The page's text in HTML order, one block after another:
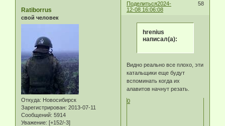
Поделиться 58
2024-
12-08 16:06:08
Ratiborrus
свой человек
Откуда: Новосибирск
Зарегистрирован: 2013-07-11
Сообщений: 5914
Уважение: [+152/-3]
hrenius
написал(а):
Видно реально все плохо, эти
катальщики еще будут
вспоминать когда их
алавитов начнут резать.
0